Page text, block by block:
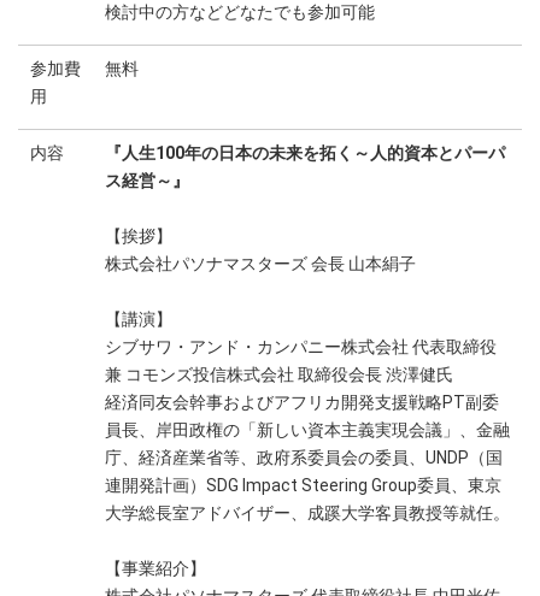
検討中の方などどなたでも参加可能
参加費
用
無料
内容
『人生100年の日本の未来を拓く～人的資本とパーパ
ス経営～』
【挨拶】
株式会社パソナマスターズ 会長 山本絹子
【講演】
シブサワ・アンド・カンパニー株式会社 代表取締役
兼 コモンズ投信株式会社 取締役会長 渋澤健氏
経済同友会幹事およびアフリカ開発支援戦略PT副委
員長、岸田政権の「新しい資本主義実現会議」、金融
庁、経済産業省等、政府系委員会の委員、UNDP（国
連開発計画）SDG Impact Steering Group委員、東京
大学総長室アドバイザー、成蹊大学客員教授等就任。
【事業紹介】